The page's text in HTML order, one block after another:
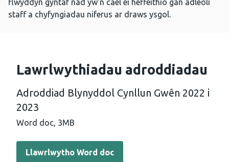
flwyddyn gyntaf nad yw’n cael ei heffeithio gan adleoli
staff a chyfyngiadau niferus ar draws ysgol.
Lawrlwythiadau adroddiadau
Adroddiad Blynyddol Cynllun Gwên 2022 i
2023
Word doc, 3MB
Llawrlwytho Word doc - Adroddiad Blynyddol Cynllun
Llawrlwytho Word doc